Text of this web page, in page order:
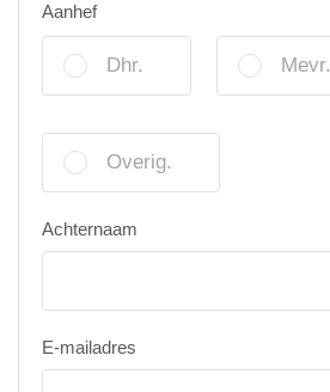
Aanhef
Dhr. Mevr.
Overig.
Achternaam
E-mailadres